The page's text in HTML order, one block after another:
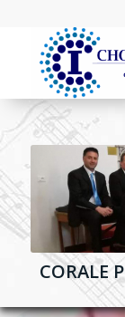
CORALE